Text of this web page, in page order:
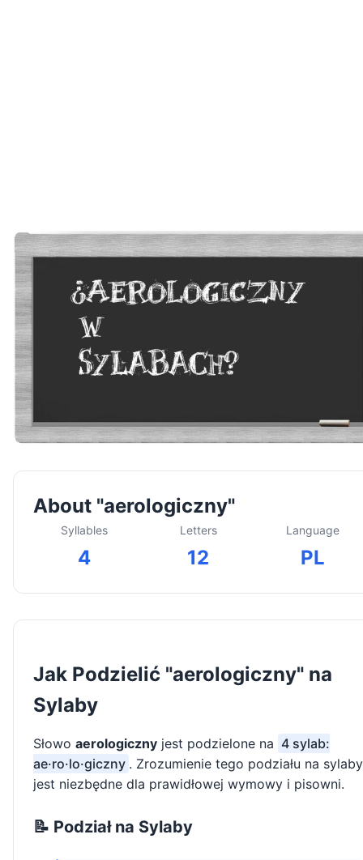
About "aerologiczny"
Syllables
4
Letters
12
Language
PL
Jak Podzielić "aerologiczny" na
Sylaby
Słowo aerologiczny jest podzielone na 4 sylab:
ae·ro·lo·giczny . Zrozumienie tego podziału na sylaby
jest niezbędne dla prawidłowej wymowy i pisowni.
📝 Podział na Sylaby